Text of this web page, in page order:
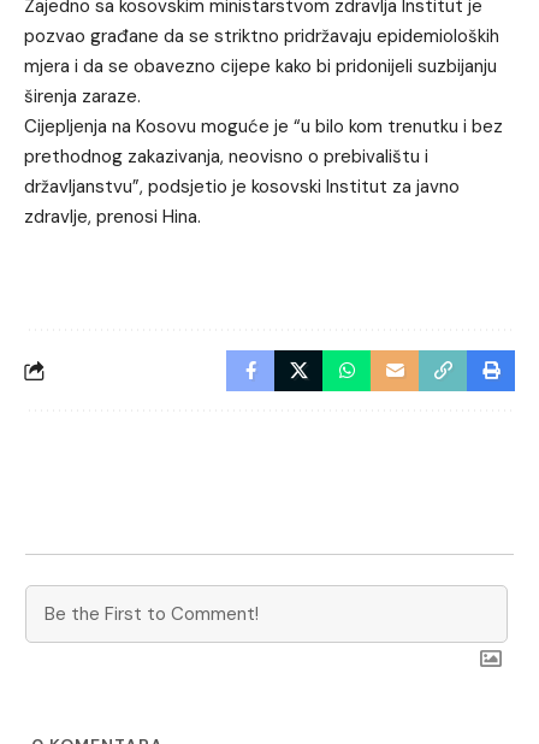
Zajedno sa kosovskim ministarstvom zdravlja Institut je
pozvao građane da se striktno pridržavaju epidemioloških
mjera i da se obavezno cijepe kako bi pridonijeli suzbijanju
širenja zaraze.
Cijepljenja na Kosovu moguće je “u bilo kom trenutku i bez
prethodnog zakazivanja, neovisno o prebivalištu i
državljanstvu”, podsjetio je kosovski Institut za javno
zdravlje, prenosi Hina.